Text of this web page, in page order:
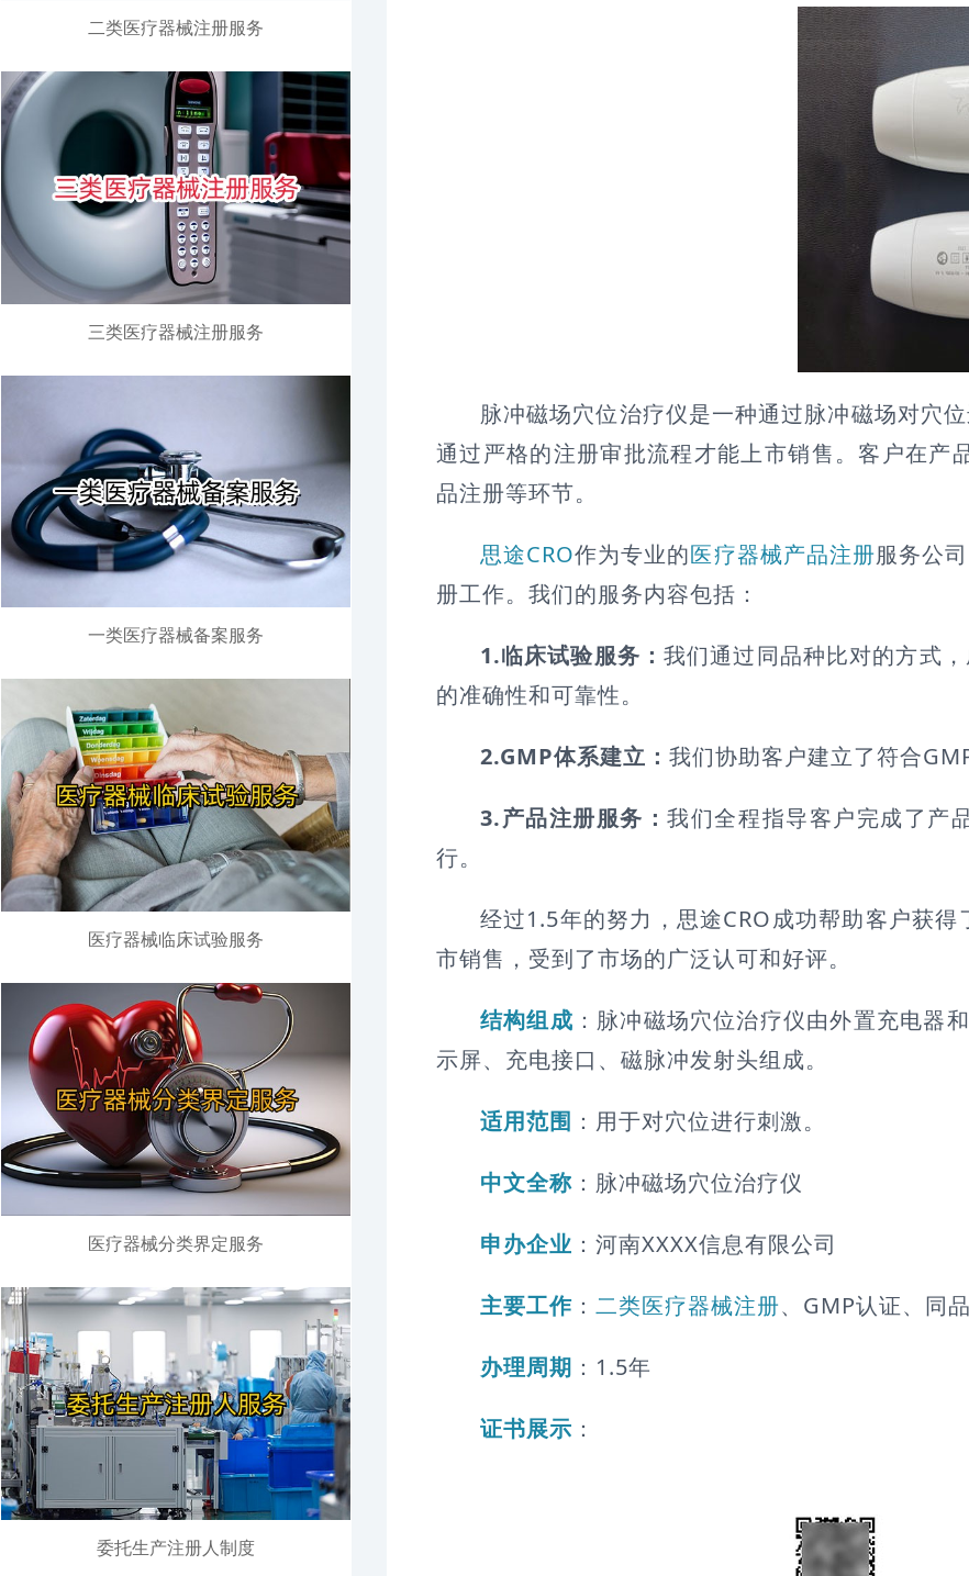
二类医疗器械注册服务
三类医疗器械注册服务
一类医疗器械备案服务
医疗器械临床试验服务
医疗器械分类界定服务
委托生产注册人制度
脉冲磁场穴位治疗仪是一种通过脉冲磁场对穴
通过严格的注册审批流程才能上市销售。客户在
品注册等环节。
思途CRO作为专业的医疗器械产品注册服务公
册工作。我们的服务内容包括：
1.临床试验服务：我们通过同品种比对的方式
的准确性和可靠性。
2.GMP体系建立： 我们协助客户建立了符合
3.产品注册服务：我们全程指导客户完成了产
行。
经过1.5年的努力，思途CRO成功帮助客户获
市销售，受到了市场的广泛认可和好评。
结构组成 ：脉冲磁场穴位治疗仪由外置充电器
示屏、充电接口、磁脉冲发射头组成。
适用范围 ：用于对穴位进行刺激。
中文全称：脉冲磁场穴位治疗仪
申办企业 ：河南XXXX信息有限公司
主要工作： 二类医疗器械注册、GMP认证、同
办理周期 ：1.5年
证书展示 ：